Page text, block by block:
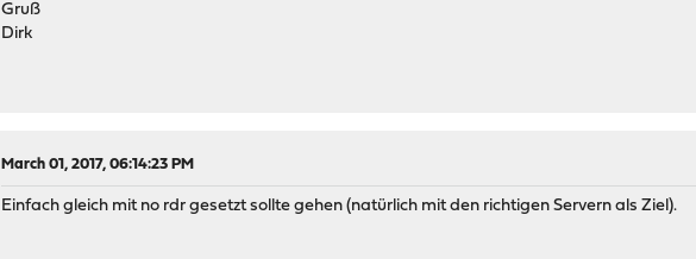
Gruß
Dirk
March 01, 2017, 06:14:23 PM
Einfach gleich mit no rdr gesetzt sollte gehen (natürlich mit den richtigen Servern als Ziel).